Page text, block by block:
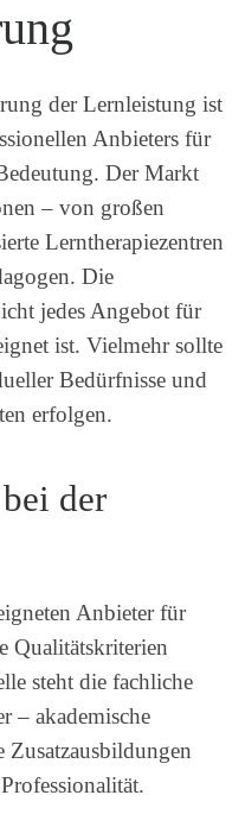
der Lernleistung ist
Anbieters für
Der Markt
– von großen
Lerntherapiezentren
Die
jedes Angebot für
ist. Vielmehr sollte
Bedürfnisse und
erfolgen.
der
Anbieter für
Qualitätskriterien
steht die fachliche
– akademische
Zusatzausbildungen